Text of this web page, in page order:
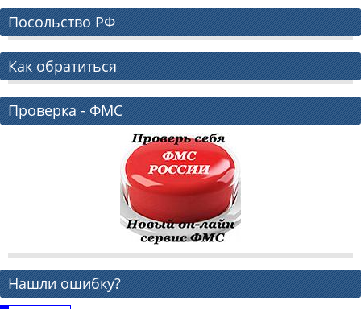
Посольство РФ
Как обратиться
Проверка - ФМС
Нашли ошибку?